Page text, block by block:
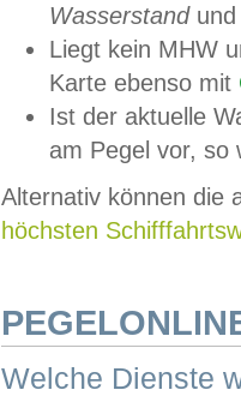
Wasserstandund
Liegt kein MHW
Karte ebenso mit
Ist der aktuelle
am Pegel vor,
Alternativ können die
höchsten
Welche Dienste